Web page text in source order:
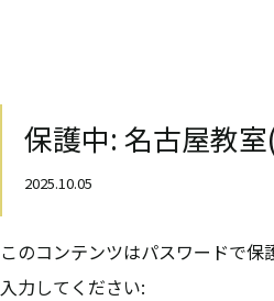
保護中: 名古屋教
2025.10.05
このコンテンツはパスワードで
入力してください: